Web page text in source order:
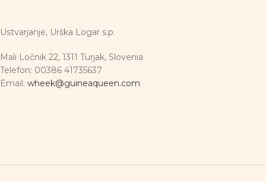
Ustvarjanje, Urška Logar s.p.
Mali Ločnik 22, 1311 Turjak, Slovenia
Telefon: 00386 41735637
Email: wheek@guineaqueen.com